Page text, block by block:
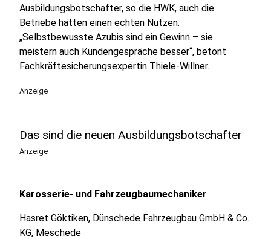
Ausbildungsbotschafter, so die HWK, auch die
Betriebe hätten einen echten Nutzen.
„Selbstbewusste Azubis sind ein Gewinn – sie
meistern auch Kundengespräche besser“, betont
Fachkräftesicherungsexpertin Thiele-Willner.
Anzeige
Das sind die neuen Ausbildungsbotschafter
Anzeige
Karosserie- und Fahrzeugbaumechaniker
Hasret Göktiken, Dünschede Fahrzeugbau GmbH & Co.
KG, Meschede